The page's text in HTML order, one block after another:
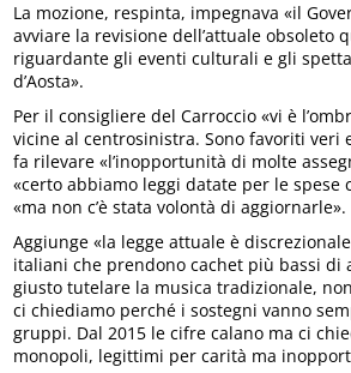
La mozione, respinta, impegnava «il
avviare la revisione dell’attuale obsoleto
riguardante gli eventi culturali e gli
d’Aosta».
Per il consigliere del Carroccio «vi è
vicine al centrosinistra. Sono favoriti veri
fa rilevare «l’inopportunità di molte
«certo abbiamo leggi datate per le spese
«ma non c’è stata volontà di aggiornarle».
Aggiunge «la legge attuale è
italiani che prendono cachet più bassi di
giusto tutelare la musica tradizionale,
ci chiediamo perché i sostegni vanno
gruppi. Dal 2015 le cifre calano ma ci
monopoli, legittimi per carità ma